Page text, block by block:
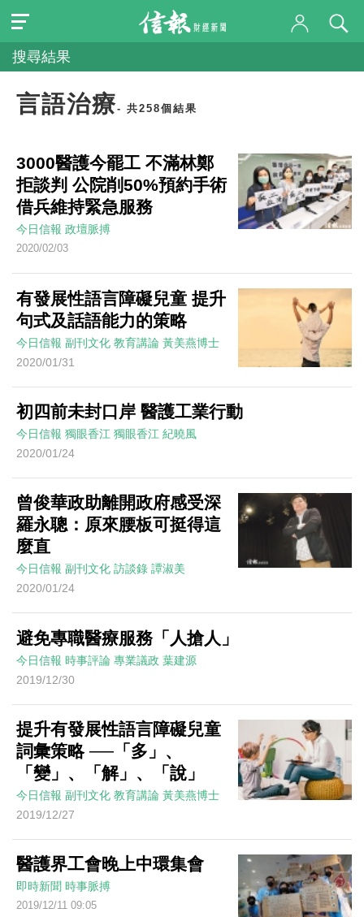
搜尋結果
言語治療- 共258個結果
3000醫護今罷工 不滿林鄭
拒談判 公院削50%預約手術
借兵維持緊急服務
今日信報 政壇脈搏
2020/02/03
有發展性語言障礙兒童 提升
句式及話語能力的策略
今日信報 副刊文化 教育講論 黃美燕博士
2020/01/31
初四前未封口岸 醫護工業行動
今日信報 獨眼香江 獨眼香江 紀曉風
2020/01/24
曾俊華政助離開政府感受深
羅永聰：原來腰板可挺得這
麼直
今日信報 副刊文化 訪談錄 譚淑美
2020/01/24
避免專職醫療服務「人搶人」
今日信報 時事評論 專業議政 葉建源
2019/12/30
提升有發展性語言障礙兒童
詞彙策略 ──「多」、
「變」、「解」、「說」
今日信報 副刊文化 教育講論 黃美燕博士
2019/12/27
醫護界工會晚上中環集會
即時新聞 時事脈搏
2019/12/11 09:05